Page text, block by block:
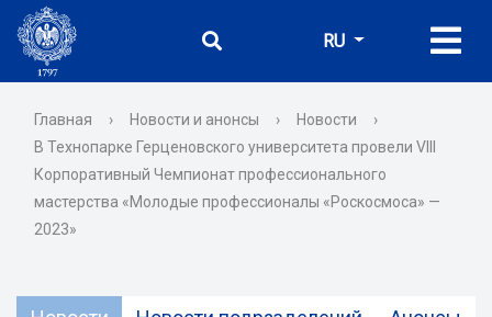
RU
Главная › Новости и анонсы › Новости
›
В Технопарке Герценовского университета провели VIII
Корпоративный Чемпионат профессионального
мастерства «Молодые профессионалы «Роскосмоса» —
2023»